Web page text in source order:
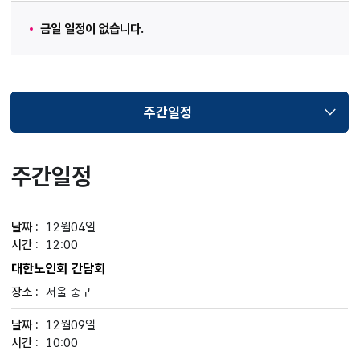
금일 일정이 없습니다.
주간일정
선택됨
주간일정
12월04일
12:00
대한노인회 간담회
서울 중구
12월09일
10:00